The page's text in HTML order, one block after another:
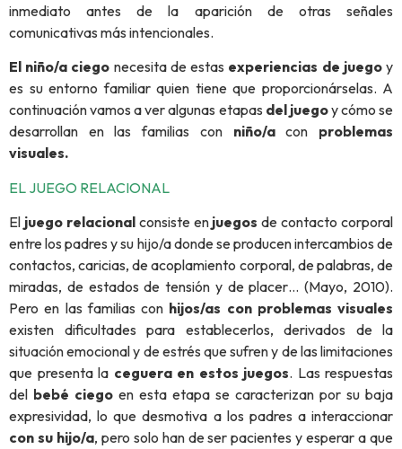
inmediato antes de la aparición de otras señales
comunicativas más intencionales.
El niño/a ciego necesita de estas experiencias de juegoy
es su entorno familiar quien tiene que proporcionárselas. A
continuación vamos a ver algunas etapas del juegoy cómo se
desarrollan en las familias con niño/acon problemas
visuales.
EL JUEGO RELACIONAL
El juego relacionalconsiste en juegosde contacto corporal
entre los padres y su hijo/a donde se producen intercambios de
contactos, caricias, de acoplamiento corporal, de palabras, de
miradas, de estados de tensión y de placer… (Mayo, 2010).
Pero en las familias con hijos/as con problemas visuales
existen dificultades para establecerlos, derivados de la
situación emocional y de estrés que sufren y de las limitaciones
que presenta la ceguera en estos juegos. Las respuestas
del bebé ciego en esta etapa se caracterizan por su baja
expresividad, lo que desmotiva a los padres a interaccionar
con su hijo/a, pero solo han de ser pacientes y esperar a que